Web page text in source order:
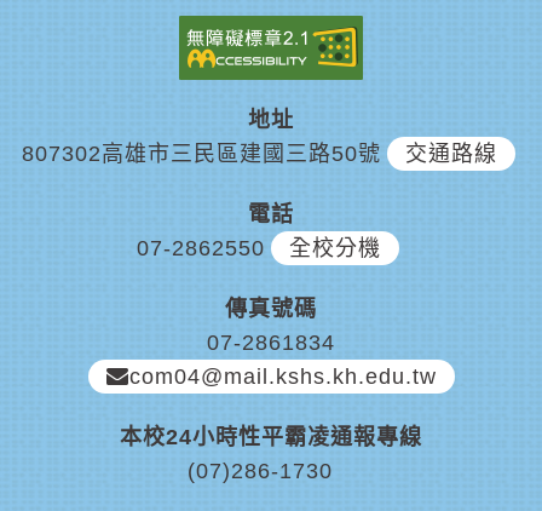
地址
807302高雄市三民區建國三路50號
交通路線
電話
07-2862550
全校分機
傳真號碼
07-2861834
com04@mail.kshs.kh.edu.tw
本校24小時性平霸凌通報專線
(07)286-1730